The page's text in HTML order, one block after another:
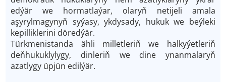
edýär we hormatlaýar, olaryň netijeli amala
aşyrylmagynyň syýasy, ykdysady, hukuk we beýleki
kepilliklerini döredýär.
Türkmenistanda ähli milletleriň we halkyýetleriň
deňhukuklylygy, dinleriň we dine ynanmalaryň
azatlygy üpjün edilýär.